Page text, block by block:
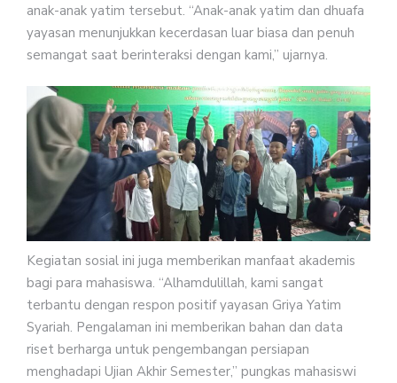
anak-anak yatim tersebut. “Anak-anak yatim dan dhuafa
yayasan menunjukkan kecerdasan luar biasa dan penuh
semangat saat berinteraksi dengan kami,” ujarnya.
Kegiatan sosial ini juga memberikan manfaat akademis
bagi para mahasiswa. “Alhamdulillah, kami sangat
terbantu dengan respon positif yayasan Griya Yatim
Syariah. Pengalaman ini memberikan bahan dan data
riset berharga untuk pengembangan persiapan
menghadapi Ujian Akhir Semester,” pungkas mahasiswi